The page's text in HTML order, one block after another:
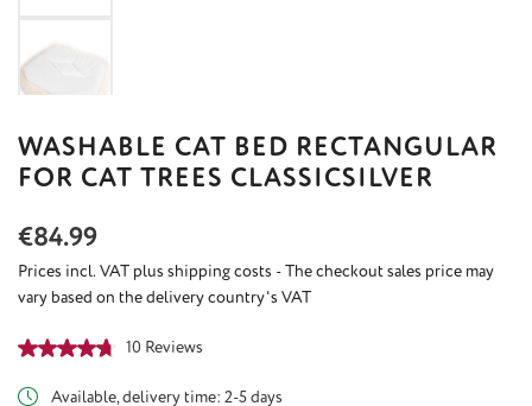
WASHABLE CAT BED RECTANGULAR
FOR CAT TREES CLASSICSILVER
Regular price:
€84.99
Prices incl. VAT plus shipping costs - The checkout sales price may
vary based on the delivery country's VAT
Average rating of 4.8 out of 5 stars
10 Reviews
Available, delivery time: 2-5 days